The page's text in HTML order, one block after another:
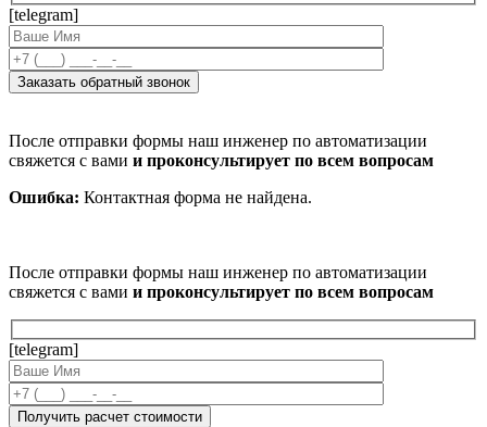
[telegram]
После отправки формы наш инженер по автоматизации
свяжется с вами и проконсультирует по всем вопросам
Ошибка: Контактная форма не найдена.
После отправки формы наш инженер по автоматизации
свяжется с вами и проконсультирует по всем вопросам
[telegram]